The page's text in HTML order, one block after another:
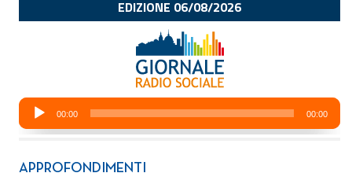
APPROFONDIMENTI